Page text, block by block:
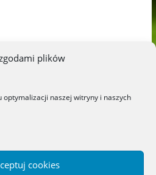
plików
optymalizacji naszej witryny i naszych
cookies